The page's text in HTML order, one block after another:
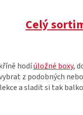
Celý
hodíúložné boxy,
z podobných
a sladit si tak